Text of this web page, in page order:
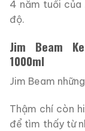
4 năm tuổi của
độ.
Jim Beam
1000ml
Jim Beam
Thậm chí còn
để tìm thấy từ